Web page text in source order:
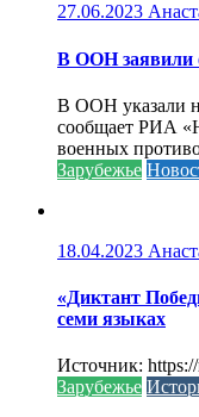
27.06.2023
В ООН заявили
В ООН указали
сообщает РИА
военных
Зарубежье
18.04.2023
«Диктант
семи языках
Источник:
Зарубежье